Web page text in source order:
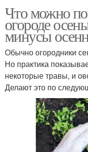
Что можно
огороде
минусы
Обычно огородники
Но практика
некоторые травы, и
Делают это по